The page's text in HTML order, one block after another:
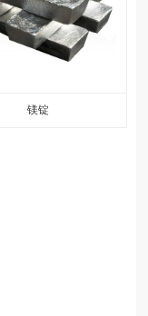
镁锭